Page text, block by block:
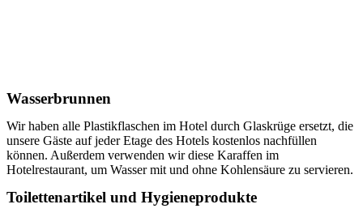
Wasserbrunnen
Wir haben alle Plastikflaschen im Hotel durch Glaskrüge ersetzt, die
unsere Gäste auf jeder Etage des Hotels kostenlos nachfüllen
können. Außerdem verwenden wir diese Karaffen im
Hotelrestaurant, um Wasser mit und ohne Kohlensäure zu servieren.
Toilettenartikel und Hygieneprodukte